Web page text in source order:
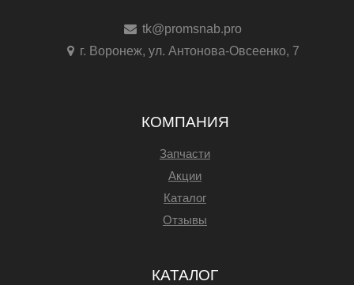
tk@promsnab.pro
г. Воронеж, ул. Антонова-Овсеенко, 7
КОМПАНИЯ
Запчасти
Акции
Каталог
Отзывы
КАТАЛОГ